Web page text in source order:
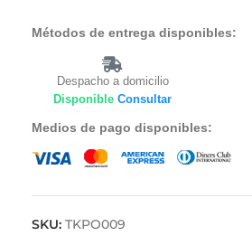
Métodos de entrega disponibles:
Despacho a domicilio
Disponible Consultar
Medios de pago disponibles:
SKU: TKPO009